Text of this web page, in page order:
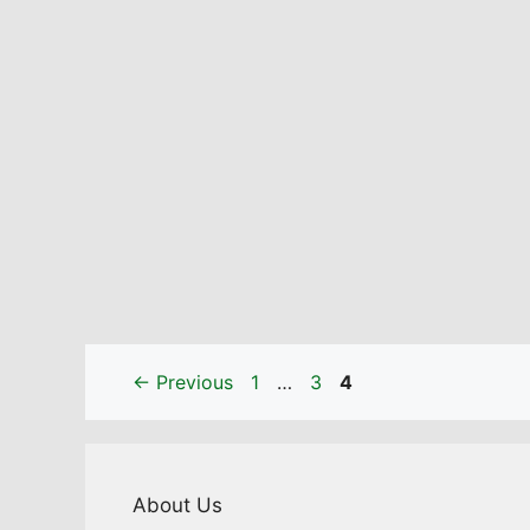
← Previous Page
1 … Page
3 Page
4
About Us